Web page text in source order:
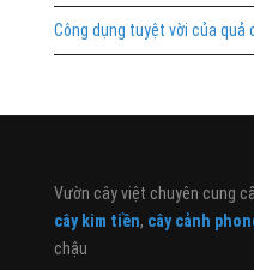
Công dụng tuyệt vời của quả
Vườn cây việt chuyên cung
cây kim tiền, cây cảnh
chậu